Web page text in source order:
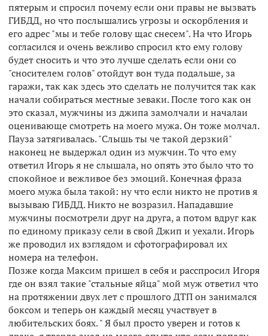
пятерым и спросил почему если они правы не вызвать
ГИБДД, но что послышались угрозы и оскорбления и
его адрес "мы и тебе голову щас снесем". На что Игорь
согласился и очень вежливо спросил кто ему голову
будет сносить и что это лучше сделать если они со
"сносителем голов" отойдут вон туда подальше, за
гаражи, так как здесь это сделать не получится так как
начали собираться местные зеваки. После того как он
это сказал, мужчины из джипа замолчали и началаи
оценивающе смотреть на моего мужа. Он тоже молчал.
Пауза затягивалась. "Слышь ты че такой дерзкий"
наконец не выдержал один из мужчин. То что ему
ответил Игорь я не слышала, но опять это было что то
спокойное и вежливое без эмоций. Конечная фраза
моего мужа была такой: ну что если никто не против я
вызываю ГИБДД. Никто не возразил. Нападавшие
мужчины посмотрели друг на друга, а потом вдруг как
по единому приказу сели в свой Джип и уехали. Игорь
же проводил их взглядом и сфотографировал их
номера на телефон.
Позже когда Максим пришел в себя и расспросил Игоря
где он взял такие "стальные яйца" мой муж ответил что
на протяжении двух лет с прошлого ДТП он занимался
боксом и теперь он каждый месяц участвует в
любительских боях. " Я был просто уверен и готов к